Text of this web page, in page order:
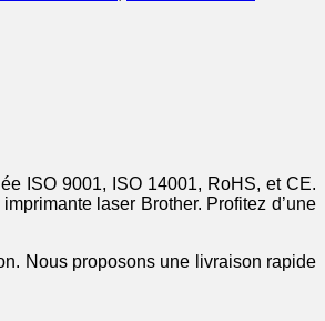
ISO 9001, ISO 14001, RoHS, et CE.
laser Brother. Profitez d’une
Nous proposons une livraison rapide